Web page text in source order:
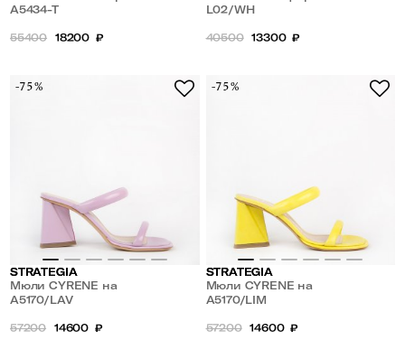
ремешков на геометрическом
A5434-T
55400 18200 ₽
натуральной кожи
L02/WH
40500 13300 ₽
-75%
STRATEGIA
Мюли CYRENE на
геометрическом каблуке
A5170/LAV
57200 14600 ₽
-75%
STRATEGIA
Мюли CYRENE на
геометрическом каблуке
A5170/LIM
57200 14600 ₽